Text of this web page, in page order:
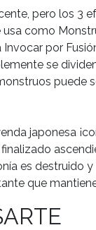
pero los
como
por
se
puede
japonesa
es
que